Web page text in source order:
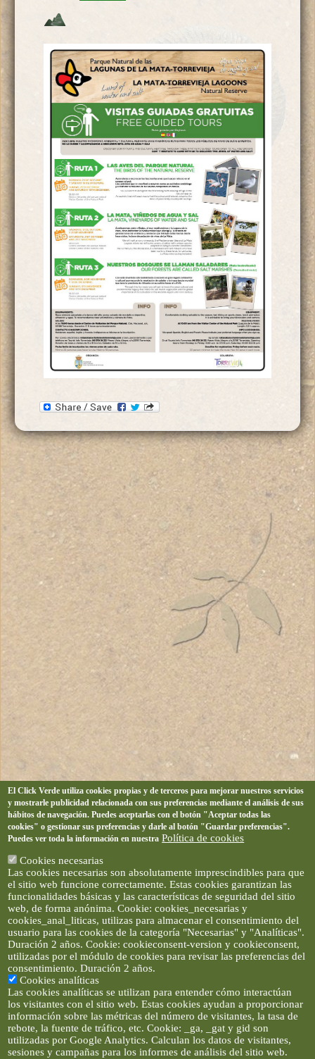
El Click Verde utiliza cookies propias y de terceros para mejorar nuestros servicios
y mostrarle publicidad relacionada con sus preferencias mediante el análisis de sus
hábitos de navegación. Puedes aceptarlas con el botón "Aceptar todas las
cookies" o gestionar sus preferencias y darle al botón "Guardar preferencias".
Puedes ver toda la información en nuestra Política de cookies
Cookies necesarias
Las cookies necesarias son absolutamente imprescindibles para que
el sitio web funcione correctamente. Estas cookies garantizan las
funcionalidades básicas y las características de seguridad del sitio
web, de forma anónima. Cookie: cookies_necesarias y
cookies_anal_liticas, utilizas para almacenar el consentimiento del
usuario para las cookies de la categoría "Necesarias" y "Analíticas".
Duración 2 años. Cookie: cookieconsent-version y cookieconsent,
utilizadas por el módulo de cookies para revisar las preferencias del
consentimiento. Duración 2 años.
Cookies analíticas
Las cookies analíticas se utilizan para entender cómo interactúan
los visitantes con el sitio web. Estas cookies ayudan a proporcionar
información sobre las métricas del número de visitantes, la tasa de
rebote, la fuente de tráfico, etc. Cookie: _ga, _gat y gid son
utilizadas por Google Analytics. Calculan los datos de visitantes,
sesiones y campañas para los informes de análisis del sitio web.